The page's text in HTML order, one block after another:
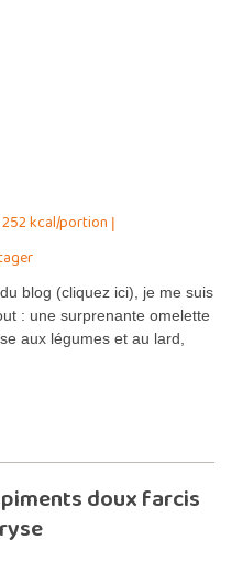
252 kcal/portion
blog (cliquez ici), je me suis
: une surprenante omelette
aux légumes et au lard,
doux farcis